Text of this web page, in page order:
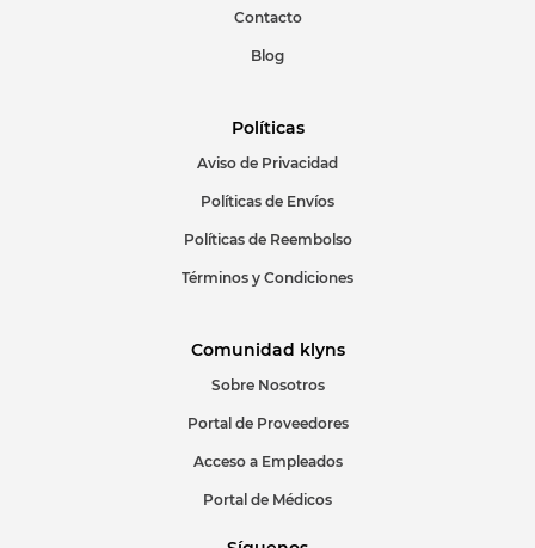
ENVIAR COMENTARIO
Contacto
Blog
Políticas
Aviso de Privacidad
Políticas de Envíos
Políticas de Reembolso
Términos y Condiciones
Comunidad klyns
Sobre Nosotros
Portal de Proveedores
Acceso a Empleados
Portal de Médicos